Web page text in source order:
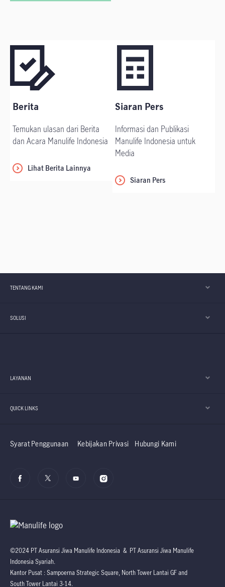
Berita
Temukan ulasan dari Berita
dan Acara Manulife Indonesia
Lihat Berita Lainnya
Siaran Pers
Informasi dan Publikasi
Manulife Indonesia untuk
Media
Siaran Pers
TENTANG KAMI
SOLUSI
LAYANAN
QUICK LINKS
Syarat Penggunaan Kebijakan Privasi Hubungi Kami
©2024 PT Asuransi Jiwa Manulife Indonesia & PT Asuransi Jiwa Manulife
Indonesia Syariah.
Kantor Pusat : Sampoerna Strategic Square, North Tower Lantai GF and
South Tower Lantai 3-14.